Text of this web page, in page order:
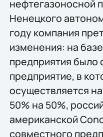
нефтегазоносной
Ненецкого
году компания
изменения: на
предприятия было
предприятие, в
осуществляется
50% на 50%,
американской
совместного